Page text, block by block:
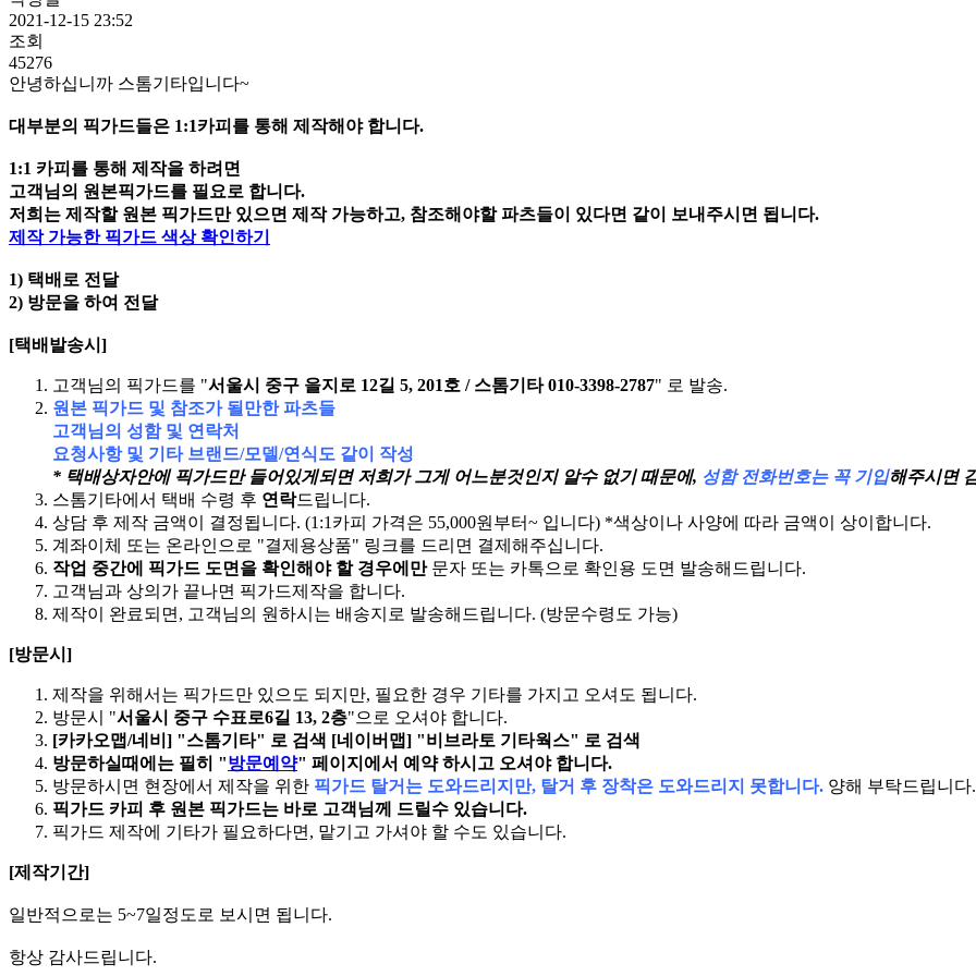
2021-12-15 23:52
조회
45276
안녕하십니까 스톰기타입니다~
대부분의 픽가드들은 1:1카피를 통해 제작해야 합니다.
1:1 카피를 통해 제작을 하려면
고객님의 원본픽가드를 필요로 합니다.
저희는 제작할 원본 픽가드만 있으면 제작 가능하고, 참조해야할 파츠들이 있다면 같이 보내주시면 됩니다.
제작 가능한 픽가드 색상 확인하기
1) 택배로 전달
2) 방문을 하여 전달
[택배발송시]
고객님의 픽가드를 "서울시 중구 을지로 12길 5, 201호 / 스톰기타 010-3398-2787" 로 발송.
원본 픽가드 및 참조가 될만한 파츠들
고객님의 성함 및 연락처
요청사항 및 기타 브랜드/모델/연식 도 같이 작성
* 택배상자안에 픽가드만 들어있게되면 저희가 그게 어느분것인지 알수 없기 때문에, 성함 전화번호는 꼭 기입해주시면
스톰기타에서 택배 수령 후 연락드립니다.
상담 후 제작 금액이 결정됩니다. (1:1카피 가격은 55,000원부터~ 입니다) *색상이나 사양에 따라 금액이 상이합니다.
계좌이체 또는 온라인으로 "결제용상품" 링크를 드리면 결제해주십니다.
작업 중간에 픽가드 도면을 확인해야 할 경우에만문자 또는 카톡으로 확인용 도면 발송해드립니다.
고객님과 상의가 끝나면 픽가드제작을 합니다.
제작이 완료되면, 고객님의 원하시는 배송지로 발송해드립니다. (방문수령도 가능)
[방문시]
제작을 위해서는 픽가드만 있으도 되지만, 필요한 경우 기타를 가지고 오셔도 됩니다.
방문시 "서울시 중구 수표로6길 13, 2층"으로 오셔야 합니다.
[카카오맵/네비] "스톰기타" 로 검색 [네이버맵] "비브라토 기타웍스" 로 검색
방문하실때에는 필히 "방문예약" 페이지에서 예약 하시고 오셔야 합니다.
방문하시면 현장에서 제작을 위한 픽가드 탈거는 도와드리지만, 탈거 후 장착은 도와드리지 못합니다. 양해 부탁드립니다.
픽가드 카피 후 원본 픽가드는 바로 고객님께 드릴수 있습니다.
픽가드 제작에 기타가 필요하다면, 맡기고 가셔야 할 수도 있습니다.
[제작기간]
일반적으로는 5~7일정도로 보시면 됩니다.
항상 감사드립니다.